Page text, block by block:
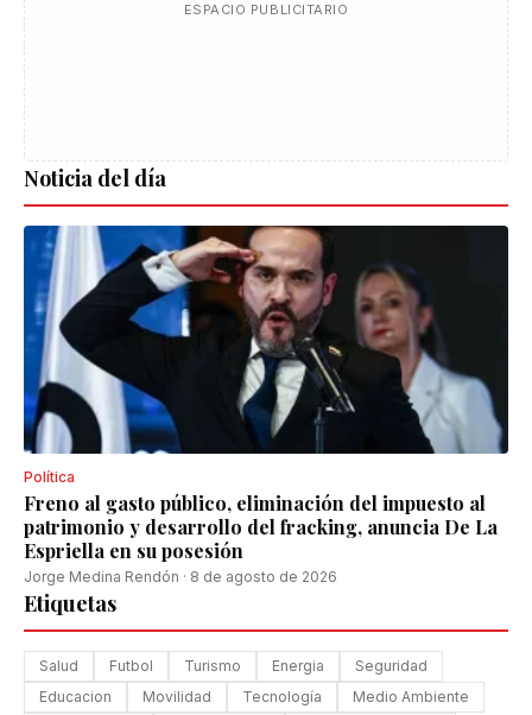
ESPACIO PUBLICITARIO
Noticia del día
Política
Freno al gasto público, eliminación del impuesto al
patrimonio y desarrollo del fracking, anuncia De La
Espriella en su posesión
Jorge Medina Rendón · 8 de agosto de 2026
Etiquetas
Salud Futbol Turismo Energia
Seguridad
Educacion
Movilidad Tecnología
Medio Ambiente